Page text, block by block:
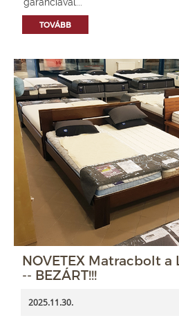
TOVÁBB
NOVETEX Matracbolt
-- BEZÁRT!!!
2025.11.30.